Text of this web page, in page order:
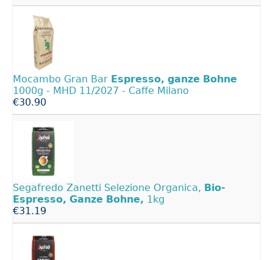
Mocambo Gran Bar Espresso, ganze Bohne
1000g - MHD 11/2027 - Caffe Milano
€30.90
Segafredo Zanetti Selezione Organica, Bio-
Espresso, Ganze Bohne, 1kg
€31.19